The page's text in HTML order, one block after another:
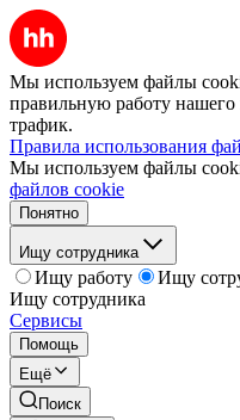
Мы используем файлы
правильную работу нашего
трафик.
Правила использования
Мы используем файлы
файлов cookie
Понятно
Ищу сотрудника
Ищу работу
Ищу
Ищу сотрудника
Сервисы
Помощь
Ещё
Поиск